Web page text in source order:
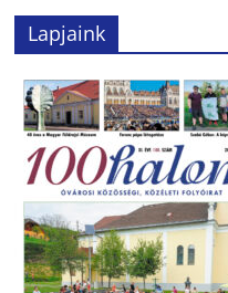
Lapjaink